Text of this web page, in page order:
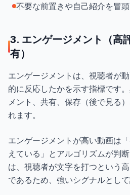
不要な前置きや自己紹介を冒
3. エンゲージメント（高
有）
エンゲージメントは、視聴者が
的に反応したかを示す指標です
メント、共有、保存（後で見る
れます。
エンゲージメントが高い動画は
えている」とアルゴリズムが判
は、視聴者が文字を打つという
であるため、強いシグナルとして